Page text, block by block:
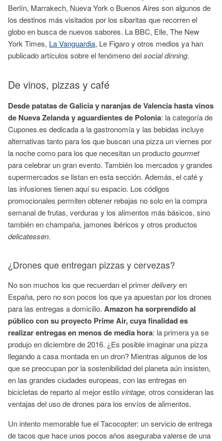
Berlín, Marrakech, Nueva York o Buenos Aires son algunos de
los destinos más visitados por los sibaritas que recorren el
globo en busca de nuevos sabores. La BBC, Elle, The New
York Times, La Vanguardia, Le Figaro y otros medios ya han
publicado artículos sobre el fenómeno delsocial dinning.
De vinos, pizzas y café
Desde patatas de Galicia y naranjas de Valencia hasta vinos
de Nueva Zelanda y aguardientes de Polonia: la categoría de
Cupones.es dedicada a la gastronomía y las bebidas incluye
alternativas tanto para los que buscan una pizza un viernes por
la noche como para los que necesitan un productogourmet
para celebrar un gran evento. También los mercados y grandes
supermercados se listan en esta sección. Además, el café y
las infusiones tienen aquí su espacio. Los códigos
promocionales permiten obtener rebajas no solo en la compra
semanal de frutas, verduras y los alimentos más básicos, sino
también en champaña, jamones ibéricos y otros productos
delicatessen.
¿Drones que entregan pizzas y cervezas?
No son muchos los que recuerdan el primerdeliveryen
España, pero no son pocos los que ya apuestan por los drones
para las entregas a domicilio. Amazon ha sorprendido al
público con su proyecto Prime Air, cuya finalidad es
realizar entregas en menos de media hora: la primera ya se
produjo en diciembre de 2016. ¿Es posible imaginar una pizza
llegando a casa montada en un dron? Mientras algunos de los
que se preocupan por la sostenibilidad del planeta aún insisten,
en las grandes ciudades europeas, con las entregas en
bicicletas de reparto al mejor estilo vintage, otros consideran las
ventajas del uso de drones para los envíos de alimentos.
Un intento memorable fue el Tacocopter: un servicio de entrega
de tacos que hace unos pocos años aseguraba valerse de una